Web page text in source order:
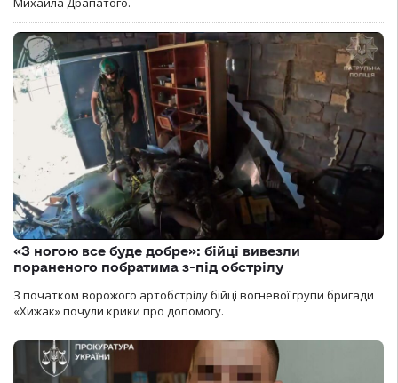
«З ногою все буде добре»: бійці вивезли
пораненого побратима з-під обстрілу
З початком ворожого артобстрілу бійці вогневої групи бригади
«Хижак» почули крики про допомогу.